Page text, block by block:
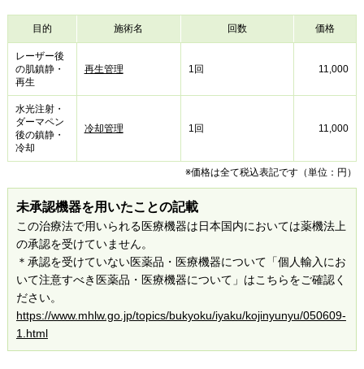
目的 施術名 回数 価格
レーザー後
の肌鎮静・
再生
再生管理 1回 11,000
水光注射・
ダーマペン
後の鎮静・
冷却
冷却管理 1回 11,000
※価格は全て税込表記です（単位：円）
未承認機器を用いたことの記載
この治療法で用いられる医療機器は日本国内においては薬機法上
の承認を受けていません。
＊承認を受けていない医薬品・医療機器について「個人輸入にお
いて注意すべき医薬品・医療機器について」はこちらをご確認く
ださい。
https://www.mhlw.go.jp/topics/bukyoku/iyaku/kojinyunyu/050609-
1.html